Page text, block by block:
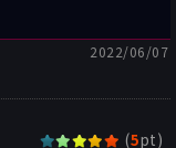
2022/06/07
(5pt)